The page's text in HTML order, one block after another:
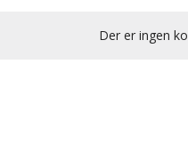
Der er ingen